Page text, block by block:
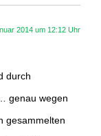
2014 um 12:12 Uhr
durch
genau wegen
gesammelten